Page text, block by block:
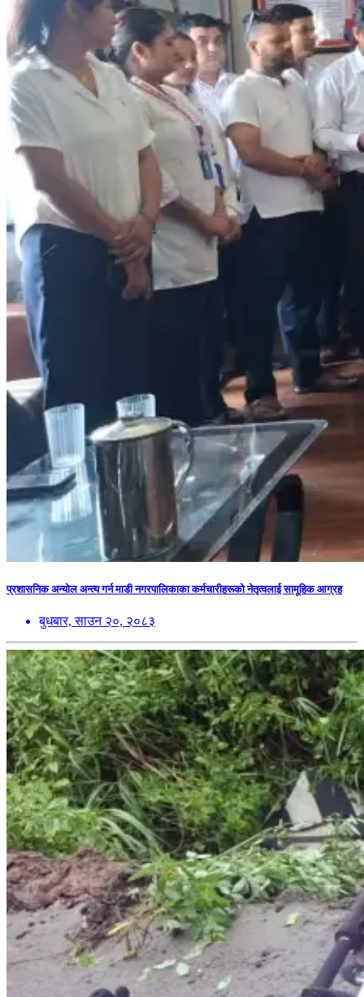
प्रशासनिक अन्योल अन्त्य गर्न माडी नगरपालिकाका कर्मचारीहरूको नेतृत्वलाई सामूहिक आग्रह
बुधबार, साउन २०, २०८३